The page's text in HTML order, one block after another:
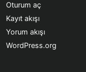
Oturum aç
Kayıt akışı
Yorum akışı
WordPress.org